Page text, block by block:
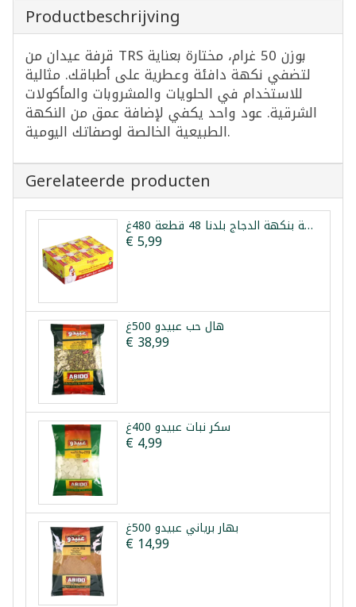
Productbeschrijving
قرفة عيدان من TRS بوزن 50 غرام، مختارة بعناية
لتضفي نكهة دافئة وعطرية على أطباقك. مثالية
للاستخدام في الحلويات والمشروبات والمأكولات
الشرقية. عود واحد يكفي لإضافة عمق من النكهة
الطبيعية الخالصة لوصفاتك اليومية.
Gerelateerde producten
مكعبات مرقة بنكهة الدجاج بلدنا 48 قطعة 480غ
€ 5,99
هال حب عبيدو 500غ
€ 38,99
سكر نبات عبيدو 400غ
€ 4,99
بهار برياني عبيدو 500غ
€ 14,99